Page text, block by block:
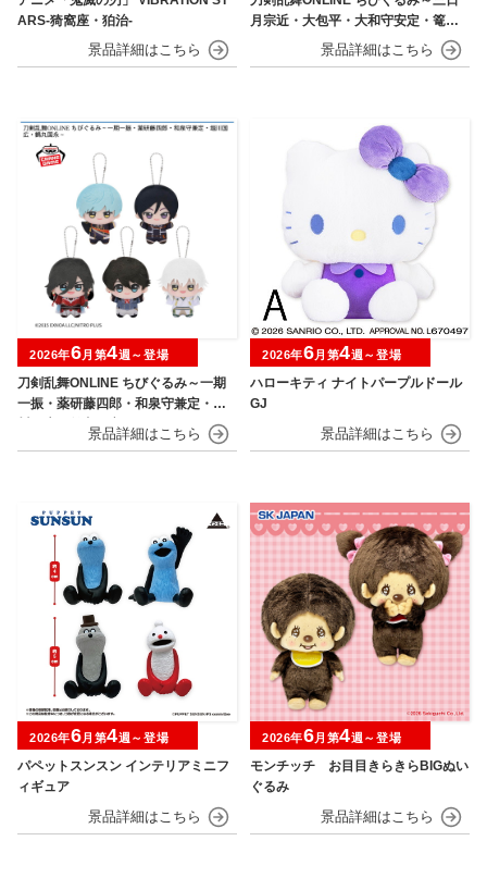
ARS-猗窩座・狛治-
月宗近・大包平・大和守安定・篭手
切江・豊前江～
刀剣乱舞ONLINE ちびぐるみ～一期
一振・薬研藤四郎・和泉守兼定・堀
川国広・鶴丸国永～
2026年6月第4週～登場
ハローキティ ナイトパープルドール
GJ
2026年6月第4週～登場
パペットスンスン インテリアミニフ
ィギュア
2026年6月第4週～登場
モンチッチ お目目きらきらBIGぬい
ぐるみ
2026年6月第4週～登場